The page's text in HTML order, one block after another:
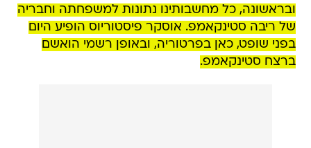
ובראשונה, כל מחשבותינו נתונות למשפחתה וחבריה
של ריבה סטינקאמפ. אוסקר פיסטוריוס הופיע היום
בפני שופט, כאן בפרטוריה, ובאופן רשמי הואשם
ברצח סטינקאמפ.